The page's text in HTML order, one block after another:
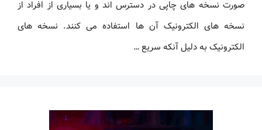
صورت نسخه های چاپی در دسترس اند و یا بسیاری از افراد از
نسخه های الکترونیک آن ها استفاده می کنند. نسخه های
الکترونیک به دلیل آنکه سریع …